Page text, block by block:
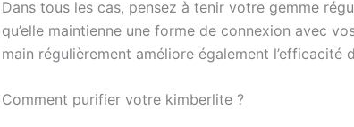
Dans tous les cas, pensez à tenir votre gemme
qu’elle maintienne une forme de connexion avec
main régulièrement améliore également l’efficacité
Comment purifier votre kimberlite ?